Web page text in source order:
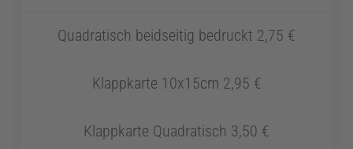
Quadratisch beidseitig bedruckt 2,75 €
Klappkarte 10x15cm 2,95 €
Klappkarte Quadratisch 3,50 €